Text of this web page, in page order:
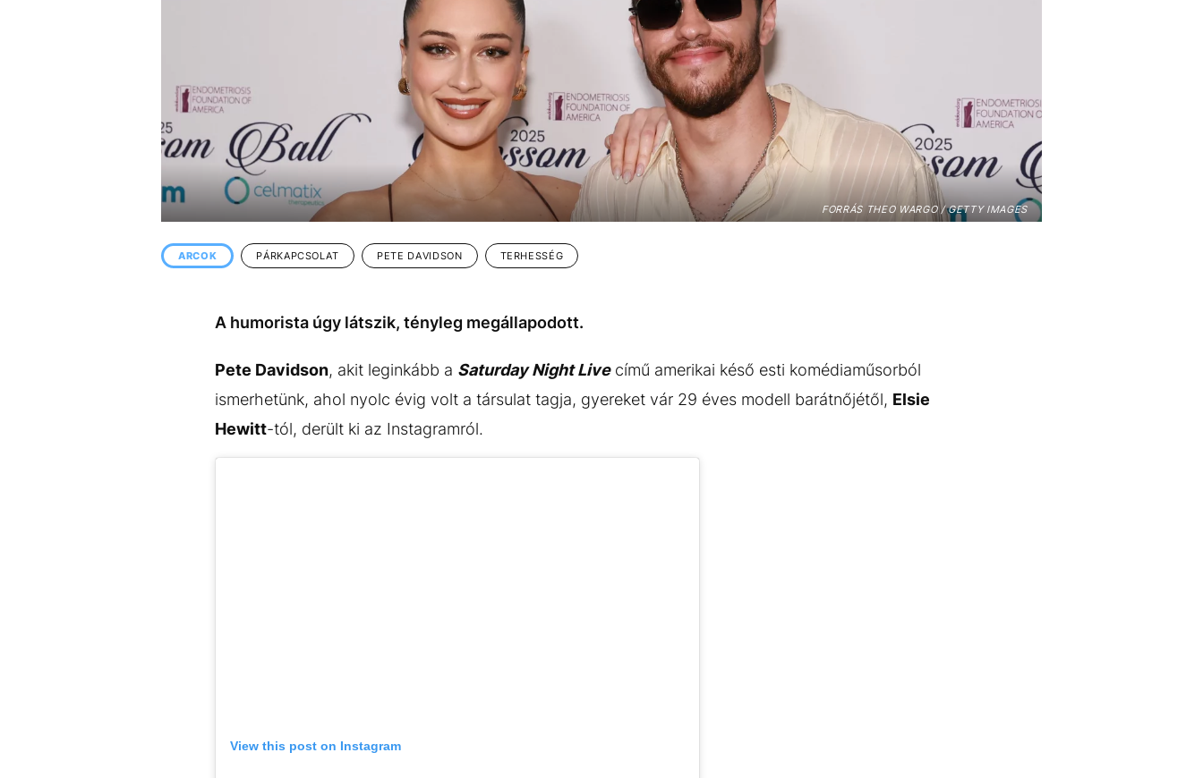
FORRÁS THEO WARGO / GETTY IMAGES
ARCOK PÁRKAPCSOLAT PETE DAVIDSON TERHESSÉG
A humorista úgy látszik, tényleg megállapodott.
Pete Davidson, akit leginkább a Saturday Night Live című amerikai késő esti komédiaműsorból
ismerhetünk, ahol nyolc évig volt a társulat tagja, gyereket vár 29 éves modell barátnőjétől, Elsie
Hewitt-tól, derült ki az Instagramról.
View this post on Instagram